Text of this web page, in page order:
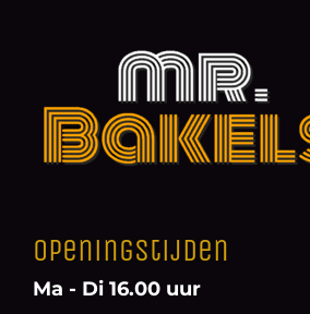
Openingstijden
Ma - Di 16.00 uur